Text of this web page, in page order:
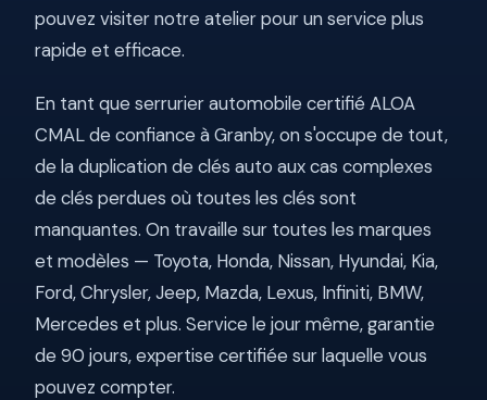
pouvez visiter notre atelier pour un service plus
rapide et efficace.
En tant que serrurier automobile certifié ALOA
CMAL de confiance à Granby, on s'occupe de tout,
de la duplication de clés auto aux cas complexes
de clés perdues où toutes les clés sont
manquantes. On travaille sur toutes les marques
et modèles — Toyota, Honda, Nissan, Hyundai, Kia,
Ford, Chrysler, Jeep, Mazda, Lexus, Infiniti, BMW,
Mercedes et plus. Service le jour même, garantie
de 90 jours, expertise certifiée sur laquelle vous
pouvez compter.